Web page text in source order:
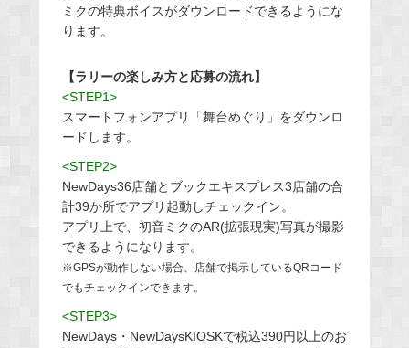
ミクの特典ボイスがダウンロードできるようにな
ります。
【ラリーの楽しみ方と応募の流れ】
<STEP1>
スマートフォンアプリ「舞台めぐり」をダウンロ
ードします。
<STEP2>
NewDays36店舗とブックエキスプレス3店舗の合
計39か所でアプリ起動しチェックイン。
アプリ上で、初音ミクのAR(拡張現実)写真が撮影
できるようになります。
※GPSが動作しない場合、店舗で掲示しているQRコード
でもチェックインできます。
<STEP3>
NewDays・NewDaysKIOSKで税込390円以上のお